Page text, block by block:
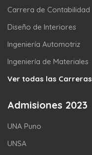
Carrera de Contabilidad
Diseño de Interiores
Ingeniería Automotriz
Ingeniería de Materiales
Ver todas las Carreras
Admisiones 2023
UNA Puno
UNSA